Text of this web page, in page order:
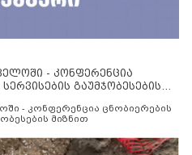
- კონფერენცია
გაუმჯობესების
- კონფერენცია ცნობიერების
მიზნით